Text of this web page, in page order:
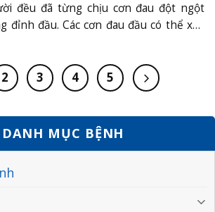
đều đã từng chịu cơn đau đột ngột
đỉnh đầu. Các cơn đau đầu có thể xảy
2 3 4 5
DANH MỤC BỆNH